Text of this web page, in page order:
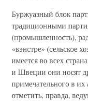
Буржуазный блок
традиционными
(промышленность),
«вэнстре» (сельское
имеется во всех
и Швеции они носят
примечательного в
отметить, правда,